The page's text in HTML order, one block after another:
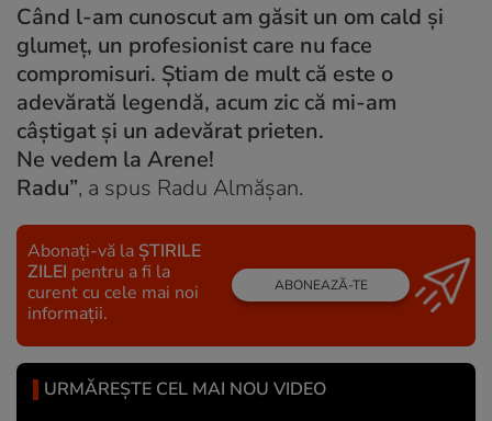
Când l-am cunoscut am găsit un om cald și
glumeț, un profesionist care nu face
compromisuri. Știam de mult că este o
adevărată legendă, acum zic că mi-am
câștigat și un adevărat prieten.
Ne vedem la Arene!
Radu”, a spus Radu Almășan.
Abonați-vă la ȘTIRILE
ZILEI pentru a fi la
curent cu cele mai noi
informații.
ABONEAZĂ-TE
URMĂREȘTE CEL MAI NOU VIDEO